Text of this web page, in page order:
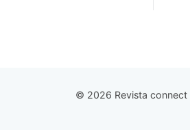
© 2026 Revista connect